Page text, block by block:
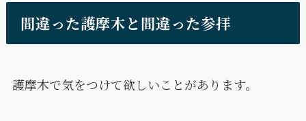
間違った護摩木と間違った参拝
護摩木で気をつけて欲しいことがあります。